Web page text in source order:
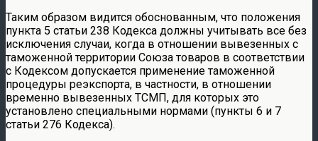
Таким образом видится обоснованным, что положения
пункта 5 статьи 238 Кодекса должны учитывать все без
исключения случаи, когда в отношении вывезенных с
таможенной территории Союза товаров в соответствии
с Кодексом допускается применение таможенной
процедуры реэкспорта, в частности, в отношении
временно вывезенных ТСМП, для которых это
установлено специальными нормами (пункты 6 и 7
статьи 276 Кодекса).